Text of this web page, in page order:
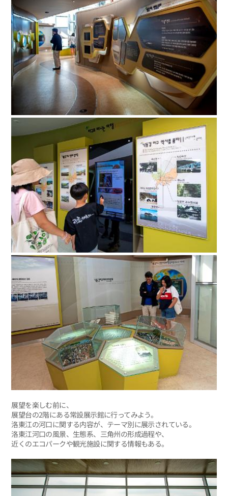
展望を楽しむ前に、
展望台の2階にある常設展示館に行ってみよう。
洛東江の河口に関する内容が、テーマ別に展示されている。
洛東江河口の風景、生態系、三角州の形成過程や、
近くのエコパークや観光施設に関する情報もある。